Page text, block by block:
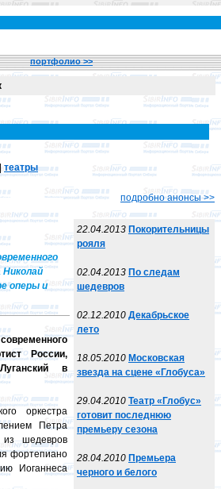
портфолио >>
театры
оперы и
России,
в
оркестра
Петра
из шедевров
фортепиано
Иоганнеса
подробно анонсы >>
22.04.2013 Покорительницы
рояля
02.04.2013 По следам
шедевров
02.12.2010 Декабрьское
лето
18.05.2010 Московская
звезда на сцене «Глобуса»
29.04.2010 Театр «Глобус»
готовит последнюю
премьеру сезона
28.04.2010 Премьера
черного и белого